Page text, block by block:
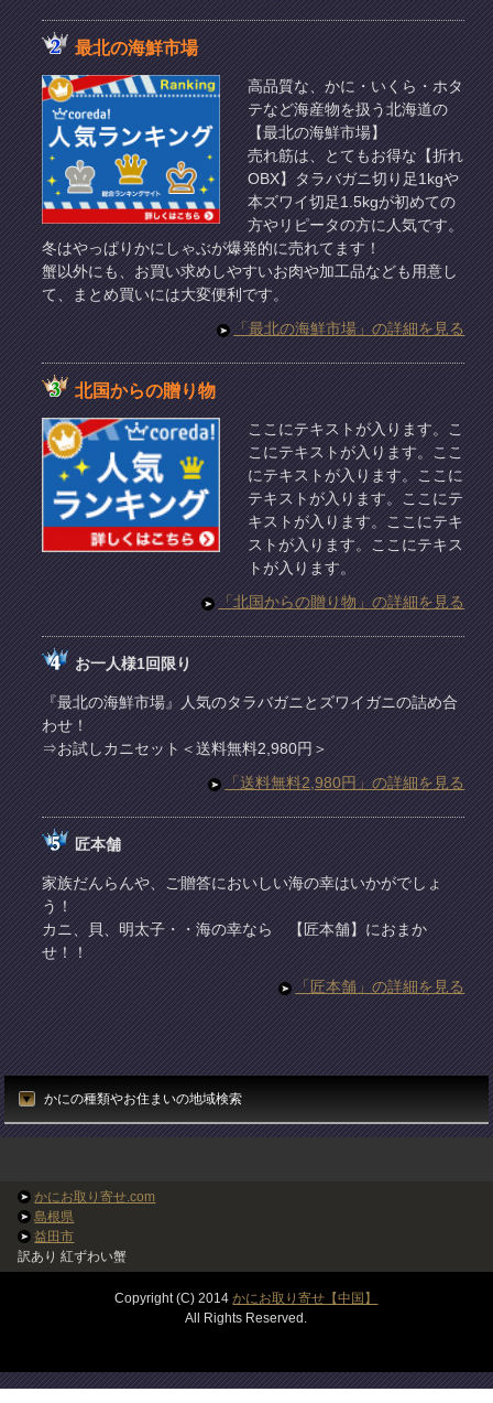
最北の海鮮市場
高品質な、かに・いくら・ホタ
テなど海産物を扱う北海道の
【最北の海鮮市場】
売れ筋は、とてもお得な【折れ
OBX】タラバガニ切り足1kgや
本ズワイ切足1.5kgが初めての
方やリピータの方に人気です。
冬はやっぱりかにしゃぶが爆発的に売れてます！
蟹以外にも、お買い求めしやすいお肉や加工品なども用意し
て、まとめ買いには大変便利です。
「最北の海鮮市場」の詳細を見る
北国からの贈り物
ここにテキストが入ります。こ
こにテキストが入ります。ここ
にテキストが入ります。ここに
テキストが入ります。ここにテ
キストが入ります。ここにテキ
ストが入ります。ここにテキス
トが入ります。
「北国からの贈り物」の詳細を見る
お一人様1回限り
『最北の海鮮市場』人気のタラバガニとズワイガニの詰め合
わせ！
⇒お試しカニセット＜送料無料2,980円＞
「送料無料2,980円」の詳細を見る
匠本舗
家族だんらんや、ご贈答においしい海の幸はいかがでしょ
う！
カニ、貝、明太子・・海の幸なら 【匠本舗】におまか
せ！！
「匠本舗」の詳細を見る
かにの種類やお住まいの地域検索
かにお取り寄せ.com
島根県
益田市
訳あり 紅ずわい蟹
Copyright (C) 2014かにお取り寄せ【中国】
All Rights Reserved.